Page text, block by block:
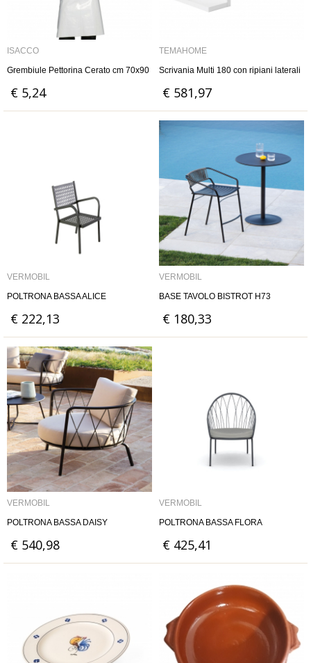
ISACCO
Grembiule Pettorina Cerato cm 70x90
€ 5,24
TEMAHOME
Scrivania Multi 180 con ripiani laterali
€ 581,97
VERMOBIL
POLTRONA BASSA ALICE
€ 222,13
VERMOBIL
BASE TAVOLO BISTROT H73
€ 180,33
VERMOBIL
POLTRONA BASSA DAISY
€ 540,98
VERMOBIL
POLTRONA BASSA FLORA
€ 425,41